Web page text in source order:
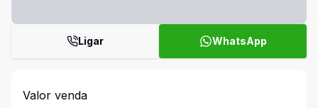
Ligar WhatsApp
Valor venda